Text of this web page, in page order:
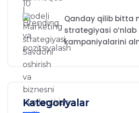
Qanday qilib bitta
strategiyasi o’nlab
kampaniyalarini
Kategoriyalar